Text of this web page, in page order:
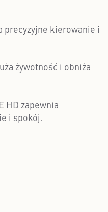
precyzyjne kierowanie i
żywotność i obniża
HD zapewnia
i spokój.